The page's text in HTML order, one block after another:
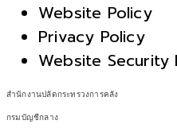
Website Policy
Privacy Policy
Website Security
สำนักงานปลัดกระทรวงการคลัง
กรมบัญชีกลาง